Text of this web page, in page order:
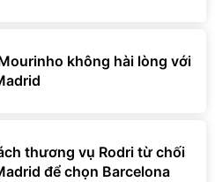
không hài lòng với
thương vụ Rodri từ chối
để chọn Barcelona